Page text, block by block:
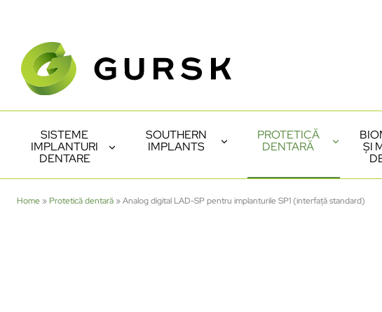
SISTEME
IMPLANTURI
DENTARE
SOUTHERN
IMPLANTS
PROTETICĂ
DENTARĂ
ȘI
Home » Protetică dentară »Analog digital LAD-SP pentru implanturile SP1 (interfață standard)